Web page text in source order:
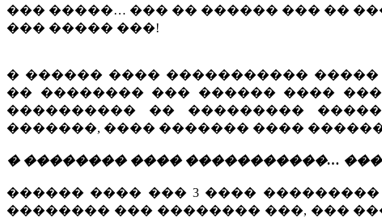
��� �����… ��� �� ������ ��� ��
��� ����� ���!
� ������ ���� �����������
�� �������� ��� ������ ����
���������� �� ���������
�������, ���� ������� ����
� �������� ���� �����������…
������ ���� ��� 3 ����
�������� ��� �������� ���, ���